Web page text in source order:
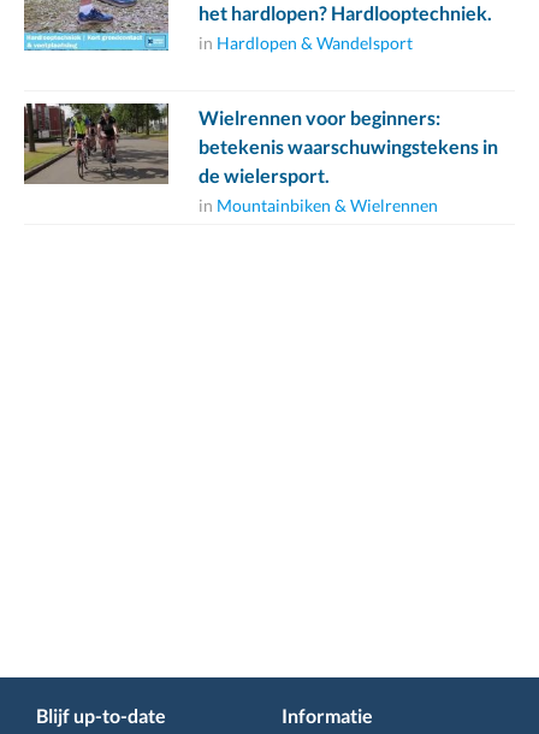
het hardlopen? Hardlooptechniek.
in Hardlopen & Wandelsport
Wielrennen voor beginners:
betekenis waarschuwingstekens in
de wielersport.
in Mountainbiken & Wielrennen
Blijf up-to-date Informatie